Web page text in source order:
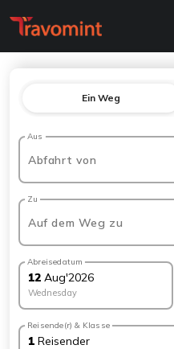
Ein Weg
Aus
Abfahrt von
Zu
Auf dem Weg zu
Abreisedatum
12 Aug'2026
Wednesday
Reisende(r) & Klasse
1 Reisender